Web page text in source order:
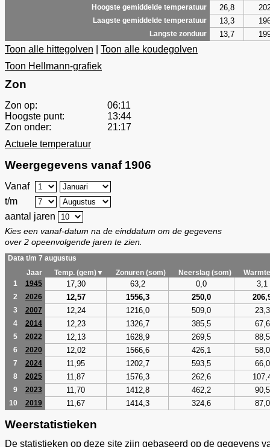
Hoogste gemiddelde temperatuur 26,8
Laagste gemiddelde temperatuur 13,3
Langste zonduur 13,7
Toon alle hittegolven
Toon alle koudegolven
Toon Hellmann-grafiek
Zon
Zon op:
06:11
Hoogste punt:
13:44
Zon onder:
21:17
Actuele temperatuur
Weergegevens vanaf 1906
Vanaf
t/m
aantal jaren
Kies een vanaf-datum na de einddatum om de gegevens
over 2 opeenvolgende jaren te zien.
Data t/m 7 augustus
Jaar
Temp. (gem)▼ Zonuren (som) Neerslag (som)
1
1945 17,30 63,2 0,0 3,1
2 2026 12,57 1556,3 250,0
3 2007 12,24 1216,0 509,0 23,3
4 2014 12,23 1326,7 385,5 67,6
5 2022 12,13 1628,9 269,5 88,5
6 2020 12,02 1566,6 426,1 58,0
7 2024 11,95 1202,7 593,5 66,0
8 2025 11,87 1576,3 262,6
9 2023 11,70 1412,8 462,2 90,5
10 2019 11,67 1414,3 324,6 87,0
Weerstatistieken
De statistieken op deze site zijn gebaseerd op de gegevens